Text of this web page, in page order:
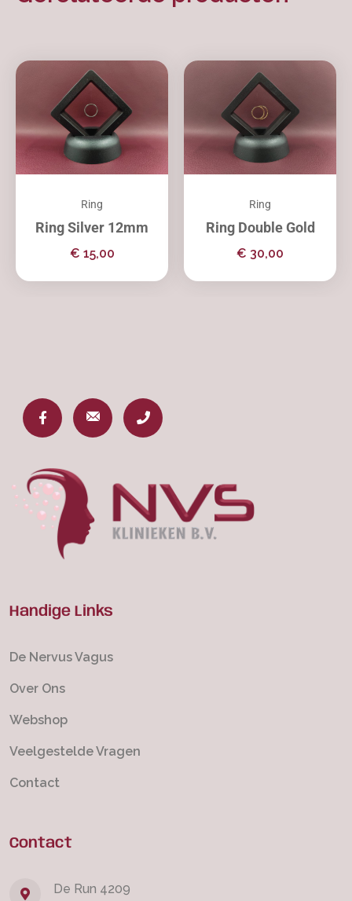
Ring
Ring Silver 12mm
€ 15,00
Ring
Ring Double Gold
€ 30,00
Handige Links
De Nervus Vagus
Over Ons
Webshop
Veelgestelde Vragen
Contact
Contact
De Run 4209